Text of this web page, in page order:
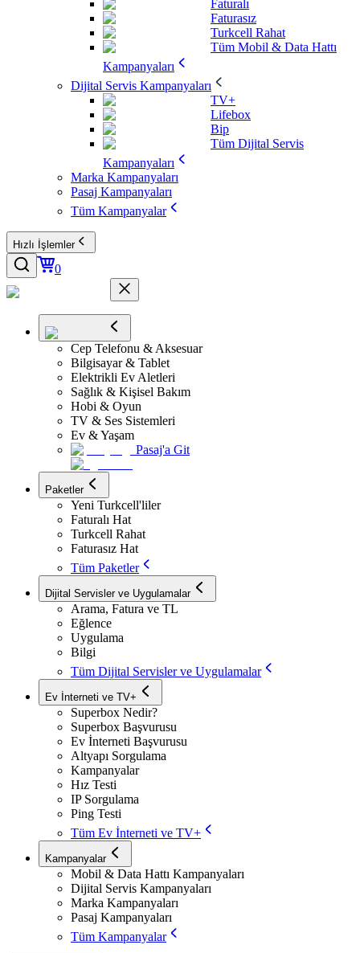
Faturalı
Faturasız
Turkcell Rahat
Tüm Mobil & Data Hattı
Kampanyaları
Dijital Servis Kampanyaları
TV+
Lifebox
Bip
Tüm Dijital Servis
Kampanyaları
Marka Kampanyaları
Pasaj Kampanyaları
Tüm Kampanyalar
Hızlı İşlemler
0
Cep Telefonu & Aksesuar
Bilgisayar & Tablet
Elektrikli Ev Aletleri
Sağlık & Kişisel Bakım
Hobi & Oyun
TV & Ses Sistemleri
Ev & Yaşam
Pasaj'a Git
Paketler
Yeni Turkcell'liler
Faturalı Hat
Turkcell Rahat
Faturasız Hat
Tüm Paketler
Dijital Servisler ve Uygulamalar
Arama, Fatura ve TL
Eğlence
Uygulama
Bilgi
Tüm Dijital Servisler ve Uygulamalar
Ev İnterneti ve TV+
Superbox Nedir?
Superbox Başvurusu
Ev İnterneti Başvurusu
Altyapı Sorgulama
Kampanyalar
Hız Testi
IP Sorgulama
Ping Testi
Tüm Ev İnterneti ve TV+
Kampanyalar
Mobil & Data Hattı Kampanyaları
Dijital Servis Kampanyaları
Marka Kampanyaları
Pasaj Kampanyaları
Tüm Kampanyalar